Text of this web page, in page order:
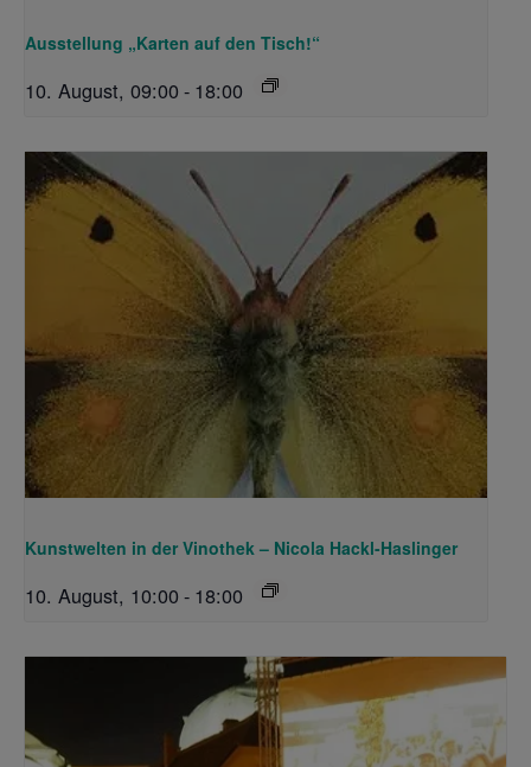
Ausstellung „Karten auf den Tisch!“
10. August, 09:00 - 18:00
Kunstwelten in der Vinothek – Nicola Hackl-Haslinger
10. August, 10:00 - 18:00